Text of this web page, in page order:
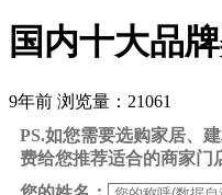
国内十大品
9年前 浏览量：21061
PS.如您需要选购家居、
费给您推荐适合的商家门